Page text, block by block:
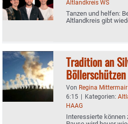
Altlandkreis WS
Tanzen und helfen:
Altlandkreis gibt
Tradition an
Böllerschützen
Von Regina Mittermair
6:15 | Kategorien:
HAAG
Interessierte können